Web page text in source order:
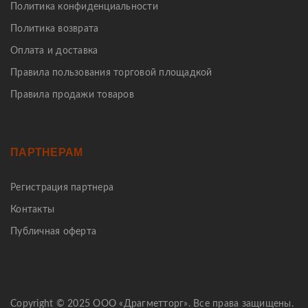
Политика конфиденциальности
Политика возврата
Оплата и доставка
Правила пользования торговой площадкой
Правила продажи товаров
ПАРТНЕРАМ
Регистрация партнера
Контакты
Публичная оферта
Copyright © 2025 ООО «Драгметторг». Все права защищены.